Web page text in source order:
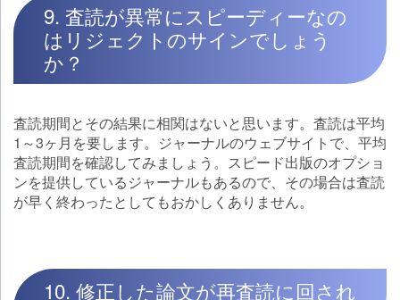
9. 査読が異常にスピーディーなの
はリジェクトのサインでしょう
か？
査読期間とその結果に相関はないと思います。査読は平均
1～3ヶ月を要します。ジャーナルのウェブサイトで、平均
査読期間を確認してみましょう。スピード出版のオプショ
ンを提供しているジャーナルもあるので、その場合は査読
が早く終わったとしてもおかしくありません。
10. 修正した論文が再査読に回され